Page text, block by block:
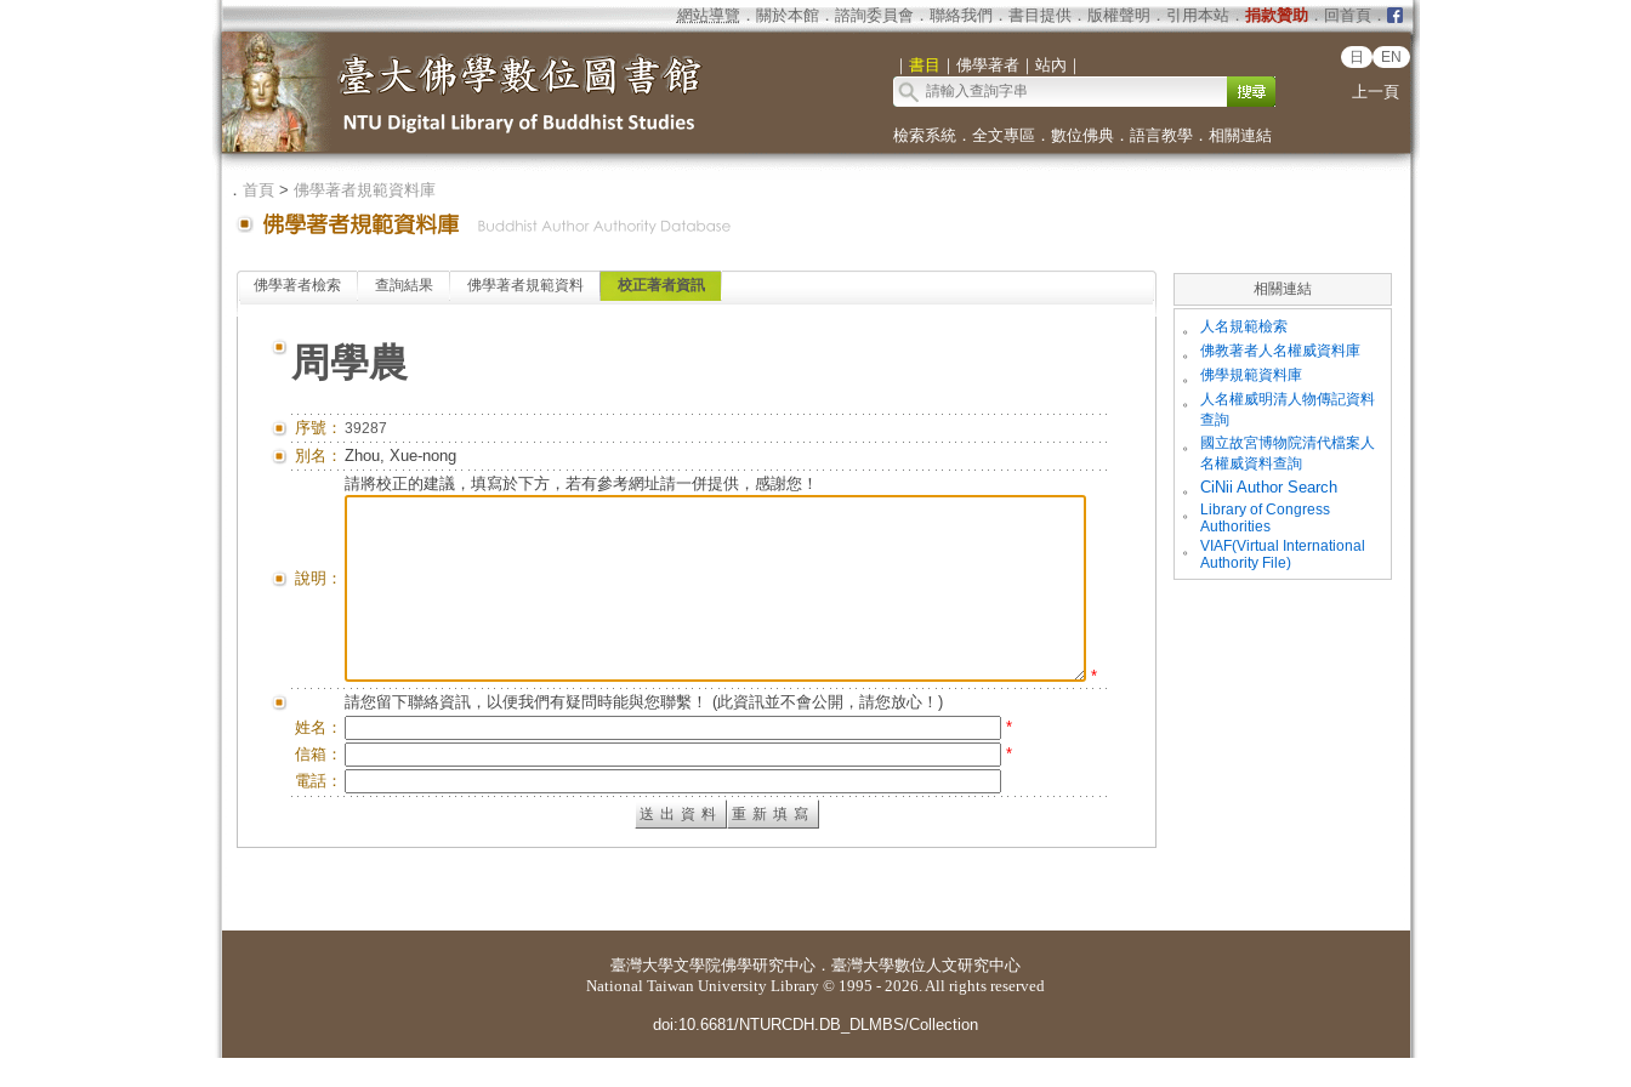
網站導覽 ． 關於本館． 諮詢委員會． 聯絡我們 ． 書目提供． 版權聲明 ． 引用本站． 捐款贊助．回首頁．
｜ 書目 ｜ 佛學著者｜ 站內 ｜ 日 EN
上一頁
檢索系統． 全文專區 ． 數位佛典． 語言教學． 相關連結
． 首頁> 佛學著者規範資料庫
佛學著者檢索 查詢結果 佛學著者規範資料 校正著者資訊
周學農
序號： 39287
別名： Zhou, Xue-nong
說明：
請將校正的建議，填寫於下方，若有參考網址請一併提供，感謝您！
*
請您留下聯絡資訊，以便我們有疑問時能與您聯繫！ (此資訊並不會公開，請您放心！)
姓名：
*
信箱：
*
電話：
相關連結
。 人名規範檢索
。 佛教著者人名權威資料庫
。 佛學規範資料庫
。
人名權威明清人物傳記資料
查詢
。
國立故宮博物院清代檔案人
名權威資料查詢
。
CiNii Author Search
。
Library of Congress
Authorities
。
VIAF(Virtual International
Authority File)
臺灣大學文學院佛學研究中心 ． 臺灣大學數位人文研究中心
National Taiwan University Library © 1995 - 2026. All rights reserved
doi:10.6681/NTURCDH.DB_DLMBS/Collection